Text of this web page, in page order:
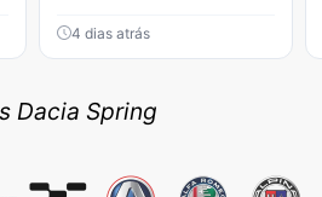
4 dias atrás
Dacia Spring